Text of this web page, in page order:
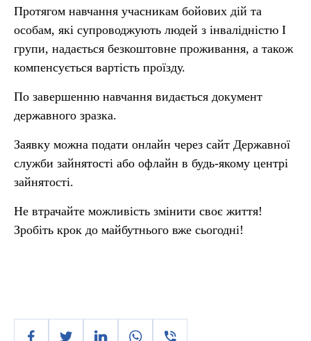
Протягом навчання учасникам бойових дій та
особам, які супроводжують людей з інвалідністю І
групи, надається безкоштовне проживання, а також
компенсується вартість проїзду.
По завершенню навчання видається документ
державного зразка.
Заявку можна подати онлайн через сайт Державної
служби зайнятості або офлайн в будь-якому центрі
зайнятості.
Не втрачайте можливість змінити своє життя!
Зробіть крок до майбутнього вже сьогодні!